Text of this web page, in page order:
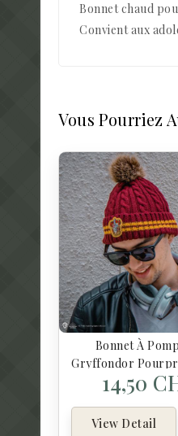
Bonnet chaud
Convient aux
Vous Pourriez
Bonnet À
Gryffondor
Harry
14,50
View Detail